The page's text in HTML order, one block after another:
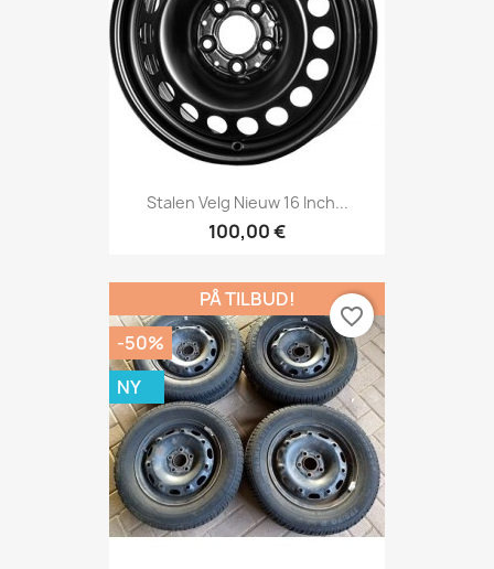
Stalen Velg Nieuw 16 Inch...
100,00 €
PÅ TILBUD!
-50%
NY
favorite_border